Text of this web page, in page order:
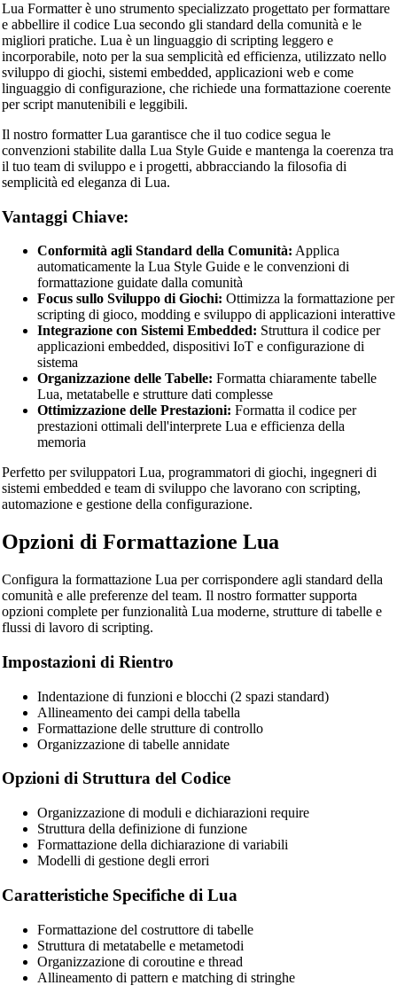
🔗Related Tools
📝Code Formatters & Beautifiers
🔧 TOOLS
HTML Beautifier
CSS Beautifier
JavaScript Beautifier
TypeScript Beautifier
JSX Beautifier
Vue Beautifier
SCSS Beautifier
JSON Beautifier
XML Beautifier
SQL Beautifier
MySQL SQL Beautifier
PostgreSQL SQL Beautifier
Lua Formatter è uno strumento specializzato progettato per formattare
e abbellire il codice Lua secondo gli standard della comunità e le
migliori pratiche. Lua è un linguaggio di scripting leggero e
incorporabile, noto per la sua semplicità ed efficienza, utilizzato nello
sviluppo di giochi, sistemi embedded, applicazioni web e come
linguaggio di configurazione, che richiede una formattazione coerente
per script manutenibili e leggibili.
Il nostro formatter Lua garantisce che il tuo codice segua le
convenzioni stabilite dalla Lua Style Guide e mantenga la coerenza tra
il tuo team di sviluppo e i progetti, abbracciando la filosofia di
semplicità ed eleganza di Lua.
Vantaggi Chiave:
Conformità agli Standard della Comunità: Applica
automaticamente la Lua Style Guide e le convenzioni di
formattazione guidate dalla comunità
Focus sullo Sviluppo di Giochi: Ottimizza la formattazione per
scripting di gioco, modding e sviluppo di applicazioni interattive
Integrazione con Sistemi Embedded: Struttura il codice per
applicazioni embedded, dispositivi IoT e configurazione di
sistema
Organizzazione delle Tabelle: Formatta chiaramente tabelle
Lua, metatabelle e strutture dati complesse
Ottimizzazione delle Prestazioni: Formatta il codice per
prestazioni ottimali dell'interprete Lua e efficienza della
memoria
Perfetto per sviluppatori Lua, programmatori di giochi, ingegneri di
sistemi embedded e team di sviluppo che lavorano con scripting,
automazione e gestione della configurazione.
Opzioni di Formattazione Lua
Configura la formattazione Lua per corrispondere agli standard della
comunità e alle preferenze del team. Il nostro formatter supporta
opzioni complete per funzionalità Lua moderne, strutture di tabelle e
flussi di lavoro di scripting.
Impostazioni di Rientro
Indentazione di funzioni e blocchi (2 spazi standard)
Allineamento dei campi della tabella
Formattazione delle strutture di controllo
Organizzazione di tabelle annidate
Opzioni di Struttura del Codice
Organizzazione di moduli e dichiarazioni require
Struttura della definizione di funzione
Formattazione della dichiarazione di variabili
Modelli di gestione degli errori
Caratteristiche Specifiche di Lua
Formattazione del costruttore di tabelle
Struttura di metatabelle e metametodi
Organizzazione di coroutine e thread
Allineamento di pattern e matching di stringhe